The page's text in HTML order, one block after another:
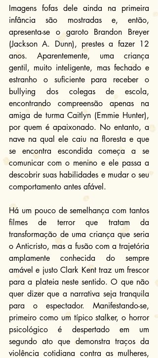
Imagens fofas dele ainda na primeira
infância são mostradas e, então,
apresenta-se o garoto Brandon Breyer
(Jackson A. Dunn), prestes a fazer 12
anos. Aparentemente, uma criança
gentil, muito inteligente, mas fechado e
estranho o suficiente para receber o
bullying dos colegas de escola,
encontrando compreensão apenas na
amiga de turma Caitlyn (Emmie Hunter),
por quem é apaixonado. No entanto, a
nave na qual ele caiu na floresta e que
se encontra escondida começa a se
comunicar com o menino e ele passa a
descobrir suas habilidades e mudar o seu
comportamento antes afável.
Há um pouco de semelhança com tantos
filmes de terror que tratam da
transformação de uma criança que seria
o Anticristo, mas a fusão com a trajetória
amplamente conhecida do sempre
amável e justo Clark Kent traz um frescor
para a plateia neste sentido. O que não
quer dizer que a narrativa seja tranquila
para o espectador. Manifestando-se,
primeiro como um típico stalker, o horror
psicológico é despertado em um
segundo ato que demonstra traços da
violência cotidiana contra as mulheres,